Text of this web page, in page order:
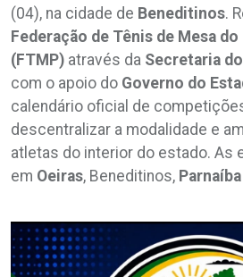
(04), na cidade de Beneditinos.
Federação de Tênis de Mesa do
(FTMP) através da Secretaria
com o apoio do Governo do
calendário oficial de
descentralizar a modalidade e
atletas do interior do estado. As
em Oeiras, Beneditinos, Parnaíba